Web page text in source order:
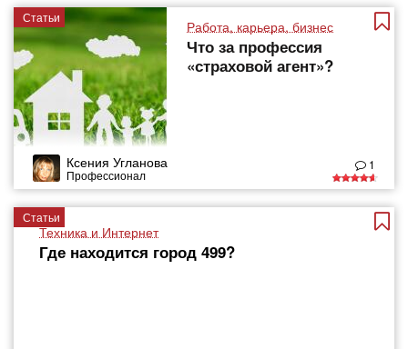
Статьи
Работа, карьера, бизнес
Что за профессия
«страховой агент»?
Ксения Угланова
Профессионал
1
Статьи
Техника и Интернет
Где находится город 499?